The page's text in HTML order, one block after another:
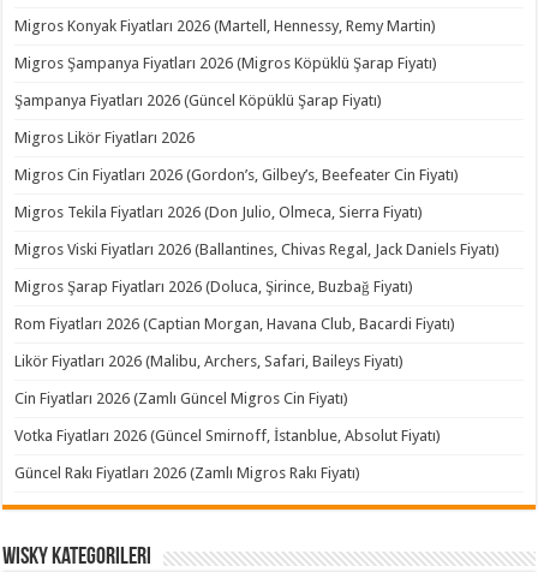
Migros Konyak Fiyatları 2026 (Martell, Hennessy, Remy Martin)
Migros Şampanya Fiyatları 2026 (Migros Köpüklü Şarap Fiyatı)
Şampanya Fiyatları 2026 (Güncel Köpüklü Şarap Fiyatı)
Migros Likör Fiyatları 2026
Migros Cin Fiyatları 2026 (Gordon’s, Gilbey’s, Beefeater Cin Fiyatı)
Migros Tekila Fiyatları 2026 (Don Julio, Olmeca, Sierra Fiyatı)
Migros Viski Fiyatları 2026 (Ballantines, Chivas Regal, Jack Daniels Fiyatı)
Migros Şarap Fiyatları 2026 (Doluca, Şirince, Buzbağ Fiyatı)
Rom Fiyatları 2026 (Captian Morgan, Havana Club, Bacardi Fiyatı)
Likör Fiyatları 2026 (Malibu, Archers, Safari, Baileys Fiyatı)
Cin Fiyatları 2026 (Zamlı Güncel Migros Cin Fiyatı)
Votka Fiyatları 2026 (Güncel Smirnoff, İstanblue, Absolut Fiyatı)
Güncel Rakı Fiyatları 2026 (Zamlı Migros Rakı Fiyatı)
Wisky Kategorileri